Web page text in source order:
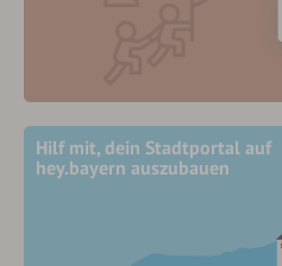
Hilf mit, dein Stadtportal auf
hey.bayern auszubauen